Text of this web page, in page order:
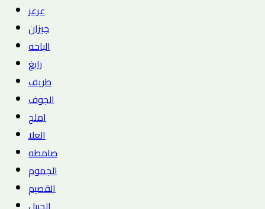
عرعر
جيزان
الباحه
رابغ
طريف
الجوف
املج
العلا
صامطه
الجموم
القصيم